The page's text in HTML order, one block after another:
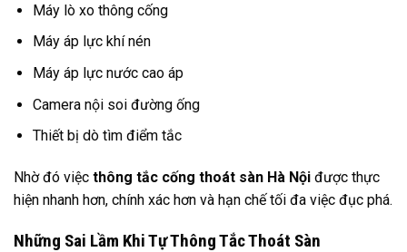
Máy lò xo thông cống
Máy áp lực khí nén
Máy áp lực nước cao áp
Camera nội soi đường ống
Thiết bị dò tìm điểm tắc
Nhờ đó việc thông tắc cống thoát sàn Hà Nội được thực
hiện nhanh hơn, chính xác hơn và hạn chế tối đa việc đục phá.
Những Sai Lầm Khi Tự Thông Tắc Thoát Sàn